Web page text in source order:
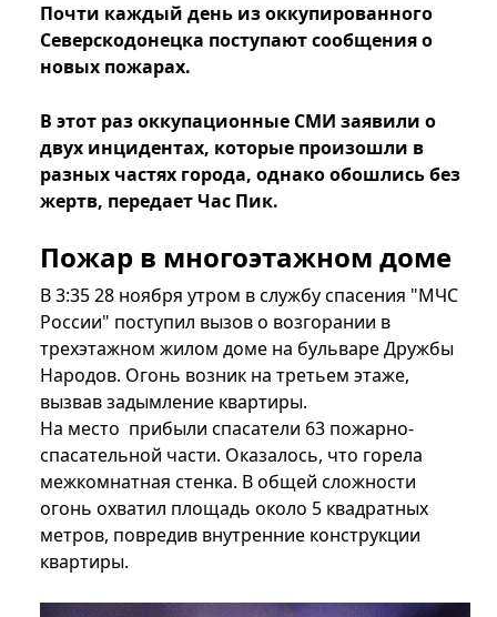
Почти каждый день из оккупированного
Северскодонецка поступают сообщения о
новых пожарах.
В этот раз оккупационные СМИ заявили о
двух инцидентах, которые произошли в
разных частях города, однако обошлись без
жертв, передает Час Пик.
Пожар в многоэтажном доме
В 3:35 28 ноября утром в службу спасения "МЧС
России" поступил вызов о возгорании в
трехэтажном жилом доме на бульваре Дружбы
Народов. Огонь возник на третьем этаже,
вызвав задымление квартиры.
На место прибыли спасатели 63 пожарно-
спасательной части. Оказалось, что горела
межкомнатная стенка. В общей сложности
огонь охватил площадь около 5 квадратных
метров, повредив внутренние конструкции
квартиры.